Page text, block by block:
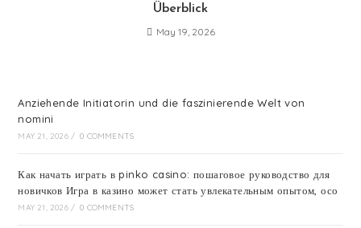
Überblick
May 19, 2026
Anziehende Initiatorin und die faszinierende Welt von
nomini
MAY 21, 2026 / 0 COMMENTS
Как начать играть в pinko casino: пошаговое руководство для
новичков Игра в казино может стать увлекательным опытом, осо
MAY 21, 2026 / 0 COMMENTS